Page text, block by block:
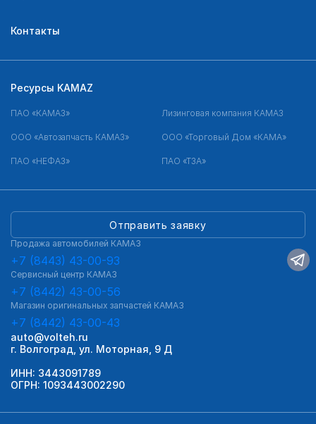
Контакты
Отправить заявку
Продажа автомобилей КАМАЗ
+7 (8443) 43-00-93
Сервисный центр КАМАЗ
+7 (8442) 43-00-56
Магазин оригинальных запчастей КАМАЗ
+7 (8442) 43-00-43
auto@volteh.ru
г. Волгоград, ул. Моторная, 9 Д
ИНН: 3443091789
ОГРН: 1093443002290
Ресурсы KAMAZ
ПАО «КАМАЗ» Лизинговая компания КАМАЗ
ООО «Автозапчасть КАМАЗ» ООО «Торговый Дом «КАМА»
ПАО «НЕФАЗ» ПАО «ТЗА»